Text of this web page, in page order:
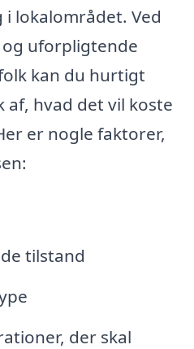
lokalområdet. Ved
uforpligtende
kan du hurtigt
hvad det vil koste
er nogle faktorer,
tilstand
der skal